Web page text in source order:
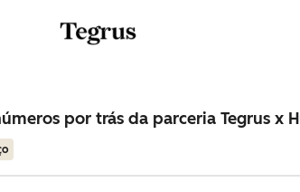
por trás da parceria Tegrus x